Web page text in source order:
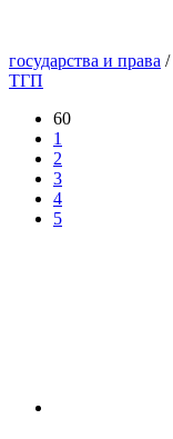
государства и права /
ТГП
60
1
2
3
4
5